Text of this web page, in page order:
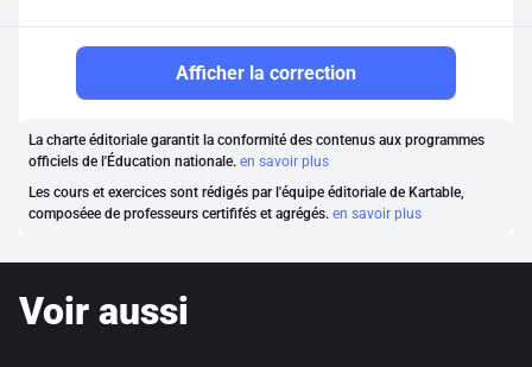
Afficher la correction
La charte éditoriale garantit la conformité des contenus aux programmes
officiels de l'Éducation nationale. en savoir plus
Les cours et exercices sont rédigés par l'équipe éditoriale de Kartable,
composéee de professeurs certififés et agrégés. en savoir plus
Voir aussi